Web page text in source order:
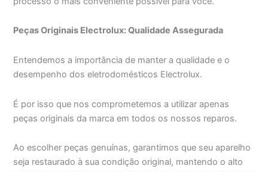
Peças Originais Electrolux: Qualidade Assegurada
Entendemos a importância de manter a qualidade e o
desempenho dos eletrodomésticos Electrolux.
É por isso que nos comprometemos a utilizar apenas
peças originais da marca em todos os nossos reparos.
Ao escolher peças genuínas, garantimos que seu aparelho
seja restaurado à sua condição original, mantendo o alto